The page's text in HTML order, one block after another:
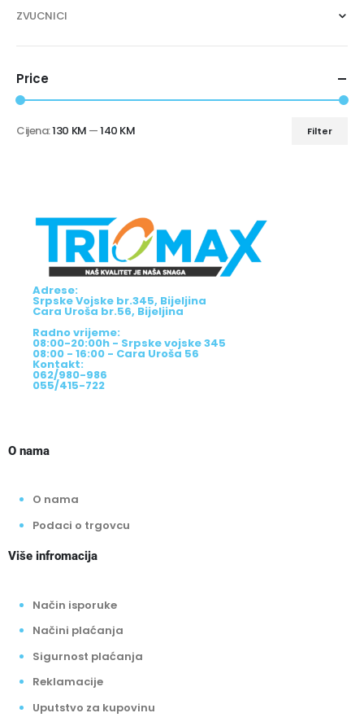
ZVUCNICI
Price
Filter
Cijena:130 KM —140 KM
Adrese:
Srpske Vojske br.345, Bijeljina
Cara Uroša br.56, Bijeljina
Radno vrijeme:
08:00-20:00h - Srpske vojske 345
08:00 - 16:00 - Cara Uroša 56
Kontakt:
062/980-986
055/415-722
O nama
O nama
Podaci o trgovcu
Više infromacija
Način isporuke
Načini plaćanja
Sigurnost plaćanja
Reklamacije
Uputstvo za kupovinu